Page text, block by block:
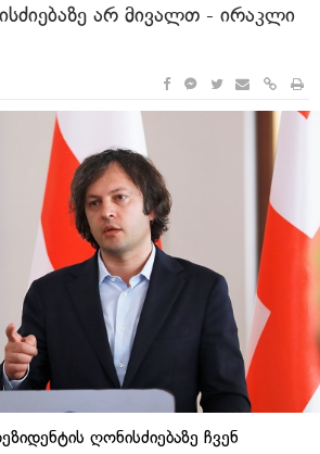
არ მივალთ - ირაკლი
ღონისძიებაზე ჩვენ